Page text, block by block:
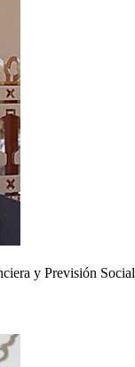
y Previsión Social